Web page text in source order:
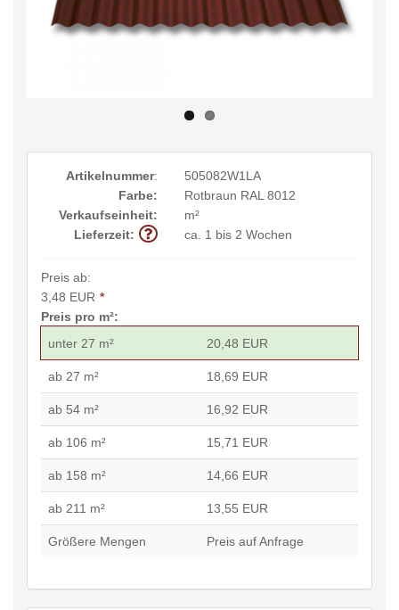
Artikelnummer:
505082W1LA
Farbe:
Rotbraun RAL 8012
Verkaufseinheit:
m²
Lieferzeit:
ca. 1 bis 2 Wochen
Preis ab:
3,48 EUR *
Preis pro m²:
unter 27 m²
20,48 EUR
ab 27 m² 18,69 EUR
ab 54 m² 16,92 EUR
ab 106 m² 15,71 EUR
ab 158 m² 14,66 EUR
ab 211 m² 13,55 EUR
Größere Mengen Preis auf Anfrage